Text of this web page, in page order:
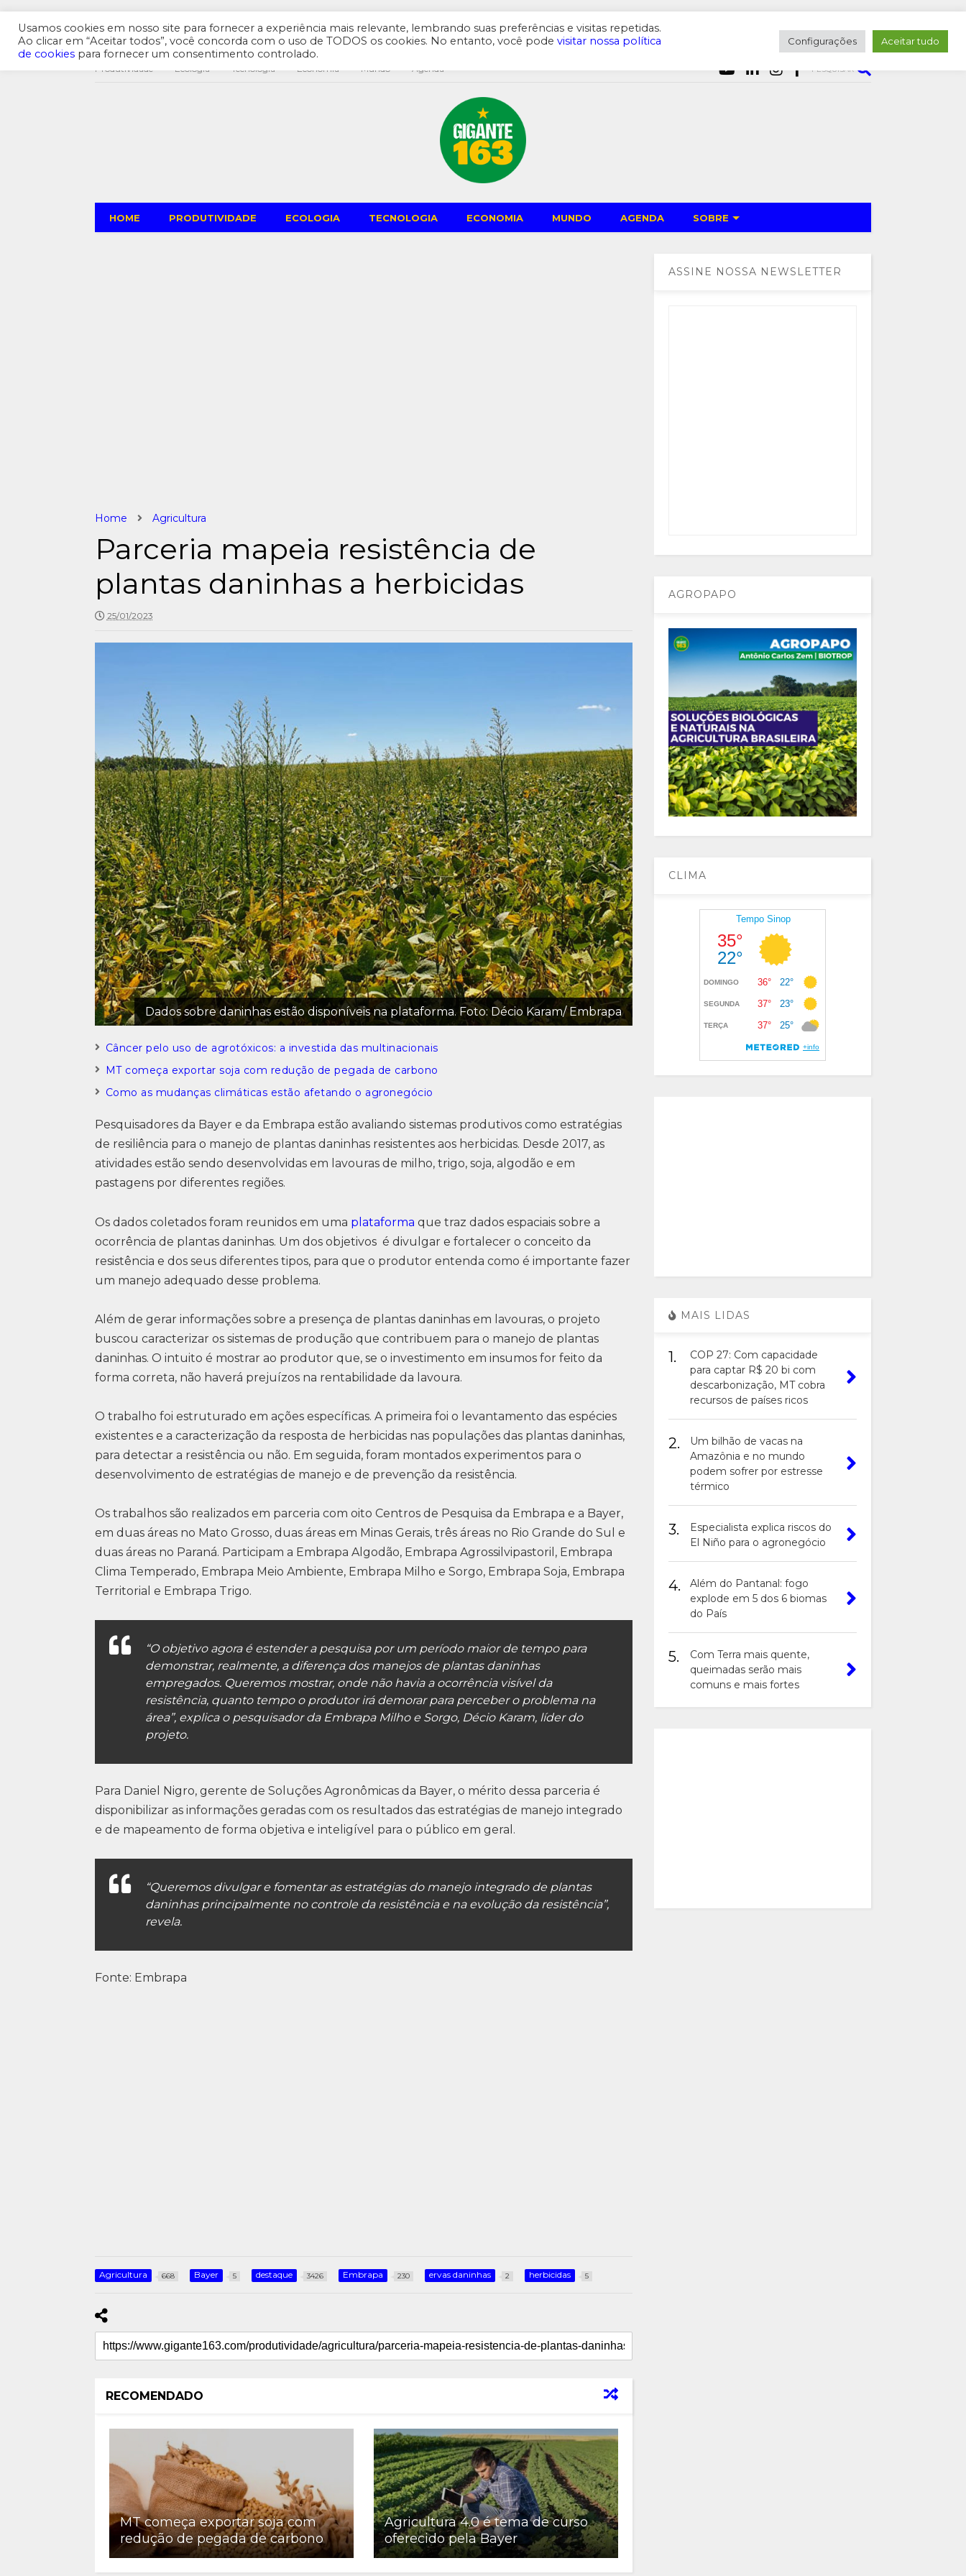
Produtividade Ecologia Tecnologia Economia Mundo Agenda PESQUISAR
HOME PRODUTIVIDADE ECOLOGIA TECNOLOGIA ECONOMIA MUNDO AGENDA SOBRE
Home Agricultura
Parceria mapeia resistência de
plantas daninhas a herbicidas
25/01/2023
Dados sobre daninhas estão disponíveis na plataforma. Foto: Décio Karam/ Embrapa
Câncer pelo uso de agrotóxicos: a investida das multinacionais
MT começa exportar soja com redução de pegada de carbono
Como as mudanças climáticas estão afetando o agronegócio
Pesquisadores da Bayer e da Embrapa estão avaliando sistemas produtivos como estratégias
de resiliência para o manejo de plantas daninhas resistentes aos herbicidas. Desde 2017, as
atividades estão sendo desenvolvidas em lavouras de milho, trigo, soja, algodão e em
pastagens por diferentes regiões.
Os dados coletados foram reunidos em uma plataforma que traz dados espaciais sobre a
ocorrência de plantas daninhas. Um dos objetivos é divulgar e fortalecer o conceito da
resistência e dos seus diferentes tipos, para que o produtor entenda como é importante fazer
um manejo adequado desse problema.
Além de gerar informações sobre a presença de plantas daninhas em lavouras, o projeto
buscou caracterizar os sistemas de produção que contribuem para o manejo de plantas
daninhas. O intuito é mostrar ao produtor que, se o investimento em insumos for feito da
forma correta, não haverá prejuízos na rentabilidade da lavoura.
O trabalho foi estruturado em ações específicas. A primeira foi o levantamento das espécies
existentes e a caracterização da resposta de herbicidas nas populações das plantas daninhas,
para detectar a resistência ou não. Em seguida, foram montados experimentos para o
desenvolvimento de estratégias de manejo e de prevenção da resistência.
Os trabalhos são realizados em parceria com oito Centros de Pesquisa da Embrapa e a Bayer,
em duas áreas no Mato Grosso, duas áreas em Minas Gerais, três áreas no Rio Grande do Sul e
duas áreas no Paraná. Participam a Embrapa Algodão, Embrapa Agrossilvipastoril, Embrapa
Clima Temperado, Embrapa Meio Ambiente, Embrapa Milho e Sorgo, Embrapa Soja, Embrapa
Territorial e Embrapa Trigo.
“O objetivo agora é estender a pesquisa por um período maior de tempo para
demonstrar, realmente, a diferença dos manejos de plantas daninhas
empregados. Queremos mostrar, onde não havia a ocorrência visível da
resistência, quanto tempo o produtor irá demorar para perceber o problema na
área”, explica o pesquisador da Embrapa Milho e Sorgo, Décio Karam, líder do
projeto.
Para Daniel Nigro, gerente de Soluções Agronômicas da Bayer, o mérito dessa parceria é
disponibilizar as informações geradas com os resultados das estratégias de manejo integrado
e de mapeamento de forma objetiva e inteligível para o público em geral.
“Queremos divulgar e fomentar as estratégias do manejo integrado de plantas
daninhas principalmente no controle da resistência e na evolução da resistência”,
revela.
Fonte: Embrapa
Agricultura 668 Bayer 5 destaque 3426 Embrapa 230 ervas daninhas 2 herbicidas 5
RECOMENDADO
MT começa exportar soja com
redução de pegada de carbono
Agricultura 4.0 é tema de curso
oferecido pela Bayer
ASSINE NOSSA NEWSLETTER
AGROPAPO
CLIMA
MAIS LIDAS
1.
COP 27: Com capacidade
para captar R$ 20 bi com
descarbonização, MT cobra
recursos de países ricos
2.
Um bilhão de vacas na
Amazônia e no mundo
podem sofrer por estresse
térmico
3.
Especialista explica riscos do
El Niño para o agronegócio
4.
Além do Pantanal: fogo
explode em 5 dos 6 biomas
do País
5.
Com Terra mais quente,
queimadas serão mais
comuns e mais fortes
Usamos cookies em nosso site para fornecer a experiência mais relevante, lembrando suas preferências e visitas repetidas.
Ao clicar em “Aceitar todos”, você concorda com o uso de TODOS os cookies. No entanto, você pode visitar nossa política
de cookies para fornecer um consentimento controlado.
Configurações Aceitar tudo